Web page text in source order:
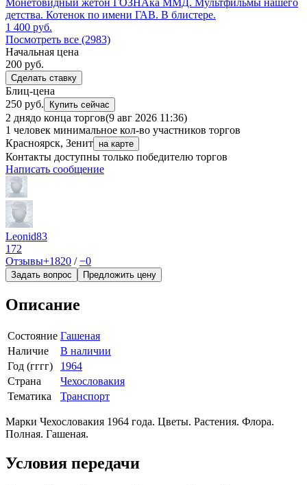
Монетовидный жетон ГОЗНАка ММД. Мультфильмы нашего
детства. Котенок по имени ГАВ. В блистере.
1 400 руб.
Посмотреть все (2983)
Начальная цена
200 руб.
Сделать ставку
Блиц-цена
250 руб.
Купить сейчас
2 днядо конца торгов(9 авг 2026 11:36)
1 человек минимальное кол-во участников торгов
Красноярск, Зенит на карте
Контакты доступны только победителю торгов
Написать сообщение
Leonid83
172
Отзывы+1820 /−0
Задать вопрос Предложить цену
Описание
Состояние Гашеная
Наличие
В наличии
Год (гггг)
1964
Страна
Чехословакия
Тематика
Транспорт
Марки Чехословакия 1964 года. Цветы. Растения. Флора.
Полная. Гашеная.
Условия передачи